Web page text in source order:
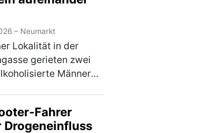
– Neumarkt
Lokalität in der
gerieten zwei
Männer
in dessen Verlauf
gegenseitig
Fahrer
Drogeneinfluss